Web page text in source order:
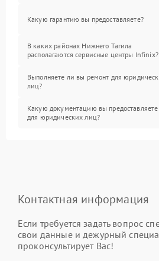
Какую гарантию вы предоставляете?
В каких районах Нижнего Тагила
располагаются сервисные центры Infinix?
Выполняете ли вы ремонт для
лиц?
Какую документацию вы предоставляете
для юридических лиц?
Контактная информация
Если требуется задать вопрос
свои данные и дежурный
проконсультирует Вас!